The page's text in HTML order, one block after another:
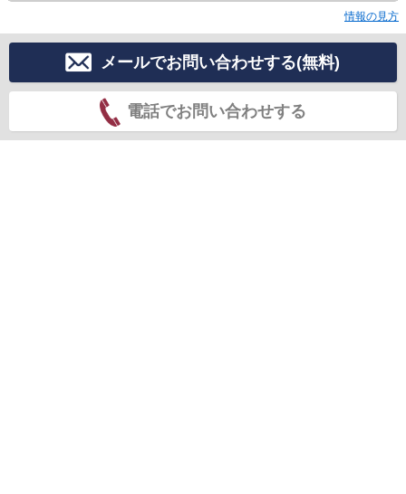
情報の見方
メールでお問い合わせする(無料)
電話でお問い合わせする